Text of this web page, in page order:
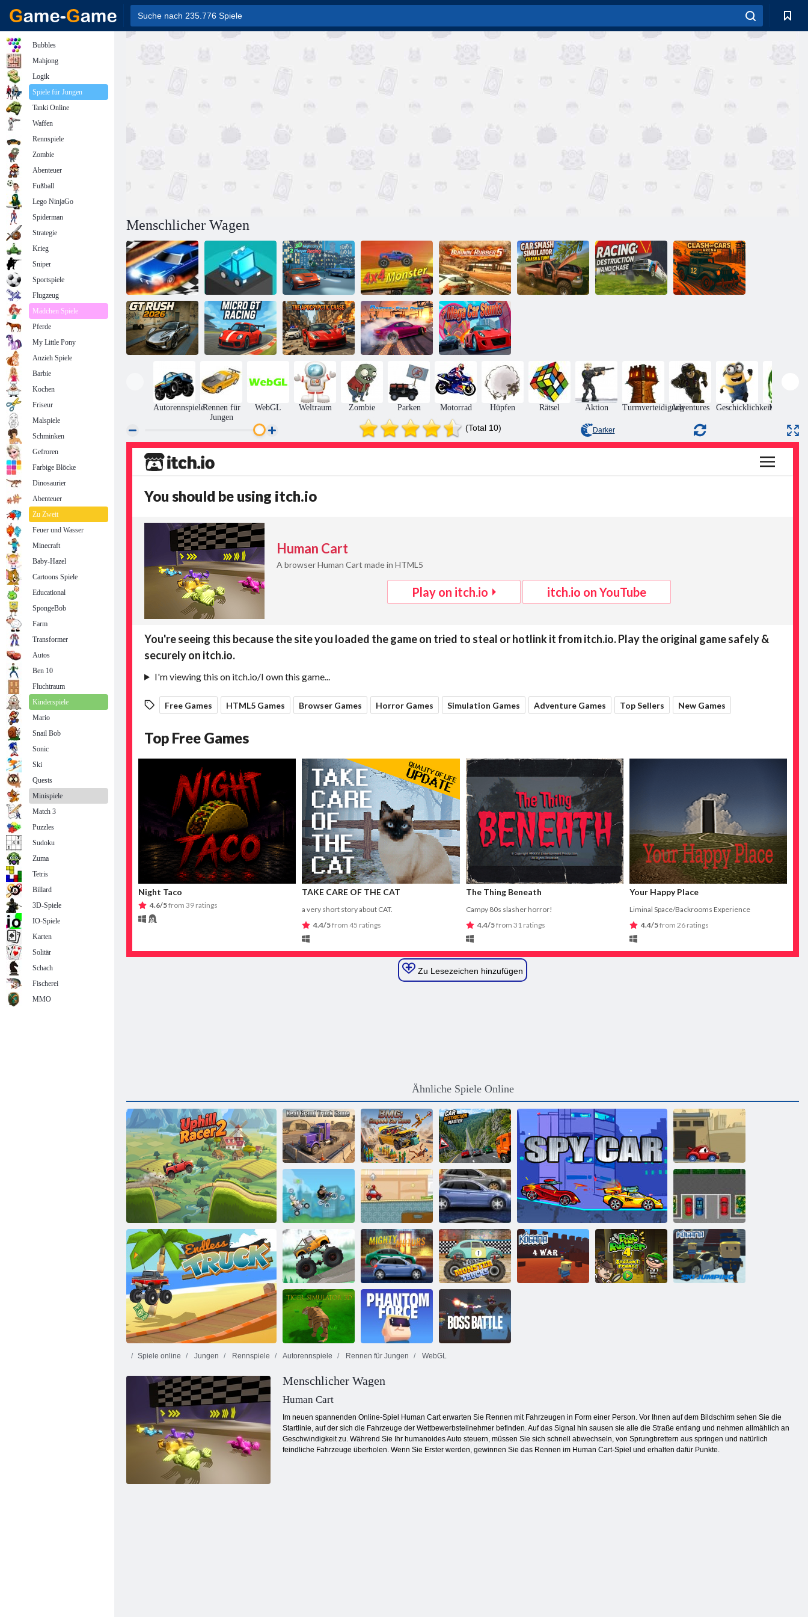
Menschlicher Wagen
Race 3d ziehen Block- Racer
3D Night City 2
Spielerrennen
4x4 Monster
Burnin Gummi
5 xs
GT Rush 2026
Micro GT
Die
apokalyptische
Verfolgungsjagd
Drifter: Freie
Fahrt
Mega-Auto-
AutorennspieleRennen für
Jungen
WebGL Weltraum Zombie Parken Motorrad Hüpfen Rätsel Aktion TurmverteidigungAdventures GeschicklichkeitMonsters
(Total 10) Darker
Zu Lesezeichen hinzufügen
Ähnliche Spiele Online
Uphill Racer 2
Echtes Grand-
Truck-Spiel
BMG: Ragdoll-
Autorennen
Meister der
Autozerstörung
Auto isst Auto 2
Verrückte
Rennen
Paintball -
Rennfahrer
Endloser LKW
Street Race Fury
Parken
Leidenschaft
LKW-Versuche
Mächtige
Motoren
Rennmonster -
Trucks
Tiger Simulator
3d
Phantomkraft
Spiele online Jungen Rennspiele Autorennspiele Rennen für Jungen WebGL
Menschlicher Wagen
Human Cart
Im neuen spannenden Online-Spiel Human Cart erwarten Sie Rennen mit Fahrzeugen in Form einer Person. Vor Ihnen auf dem Bildschirm sehen Sie die
Startlinie, auf der sich die Fahrzeuge der Wettbewerbsteilnehmer befinden. Auf das Signal hin sausen sie alle die Straße entlang und nehmen allmählich an
Geschwindigkeit zu. Während Sie Ihr humanoides Auto steuern, müssen Sie sich schnell abwechseln, von Sprungbrettern aus springen und natürlich
feindliche Fahrzeuge überholen. Wenn Sie Erster werden, gewinnen Sie das Rennen im Human Cart-Spiel und erhalten dafür Punkte.
Bubbles
Mahjong
Logik
Spiele für Jungen
Tanki Online
Waffen
Rennspiele
Zombie
Abenteuer
Fußball
Lego NinjaGo
Spiderman
Strategie
Krieg
Sniper
Sportspiele
Flugzeug
Mädchen Spiele
Pferde
My Little Pony
Anzieh Spiele
Barbie
Kochen
Friseur
Malspiele
Schminken
Gefroren
Farbige Blöcke
Dinosaurier
Abenteuer
Zu Zweit
Feuer und Wasser
Minecraft
Baby-Hazel
Cartoons Spiele
Educational
SpongeBob
Farm
Transformer
Autos
Ben 10
Fluchtraum
Kinderspiele
Mario
Snail Bob
Sonic
Ski
Quests
Minispiele
Match 3
Puzzles
Sudoku
Zuma
Tetris
Billard
3D-Spiele
IO-Spiele
Karten
Solitär
Schach
Fischerei
MMO